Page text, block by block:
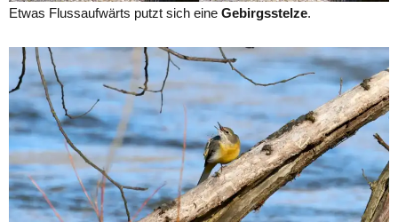
Etwas Flussaufwärts putzt sich eine Gebirgsstelze.